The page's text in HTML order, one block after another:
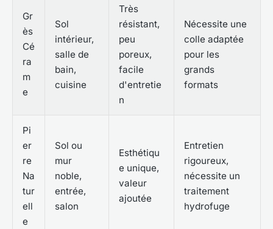
Gr
ès
Cé
ra
m
e
Sol
intérieur,
salle de
bain,
cuisine
Très
résistant,
peu
poreux,
facile
d'entretie
n
Nécessite une
colle adaptée
pour les
grands
formats
Pi
er
re
Na
tur
ell
e
Sol ou
mur
noble,
entrée,
salon
Esthétiqu
e unique,
valeur
ajoutée
Entretien
rigoureux,
nécessite un
traitement
hydrofuge